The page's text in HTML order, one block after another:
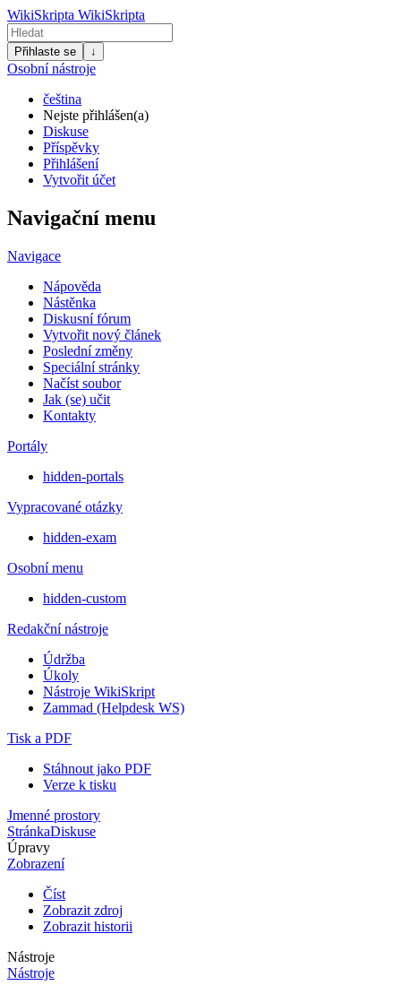
WikiSkripta WikiSkripta
Přihlaste se ↓
Osobní nástroje
čeština
Nejste přihlášen(a)
Diskuse
Příspěvky
Přihlášení
Vytvořit účet
Navigační menu
Navigace
Nápověda
Nástěnka
Diskusní fórum
Vytvořit nový článek
Poslední změny
Speciální stránky
Načíst soubor
Jak (se) učit
Kontakty
Portály
hidden-portals
Vypracované otázky
hidden-exam
Osobní menu
hidden-custom
Redakční nástroje
Údržba
Úkoly
Nástroje WikiSkript
Zammad (Helpdesk WS)
Tisk a PDF
Stáhnout jako PDF
Verze k tisku
Jmenné prostory
StránkaDiskuse
Úpravy
Zobrazení
Číst
Zobrazit zdroj
Zobrazit historii
Nástroje
Nástroje